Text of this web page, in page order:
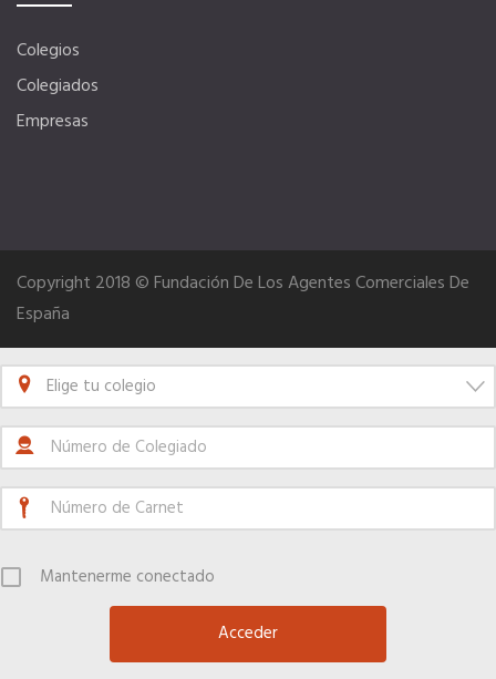
Colegios
Colegiados
Empresas
Copyright 2018 © Fundación De Los Agentes Comerciales De
España
Elige tu colegio
Mantenerme conectado